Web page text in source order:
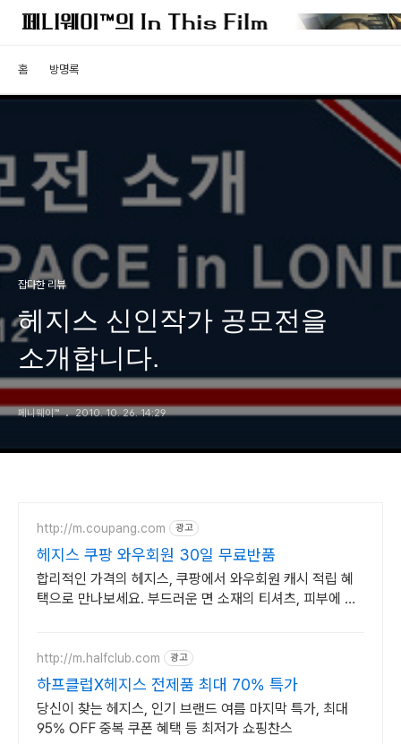
홈 방명록
잡다한 리뷰
헤지스 신인작가 공모전을
소개합니다.
페니웨이™ 2010. 10. 26. 14:29
http://m.coupang.com 광고
헤지스 쿠팡 와우회원 30일 무료반품
합리적인 가격의 헤지스, 쿠팡에서 와우회원 캐시 적립 혜
택으로 만나보세요. 부드러운 면 소재의 티셔츠, 피부에 자
http://m.halfclub.com 광고
하프클럽X헤지스 전제품 최대 70% 특가
당신이 찾는 헤지스, 인기 브랜드 여름 마지막 특가, 최대
95% OFF 중복 쿠폰 혜택 등 최저가 쇼핑찬스